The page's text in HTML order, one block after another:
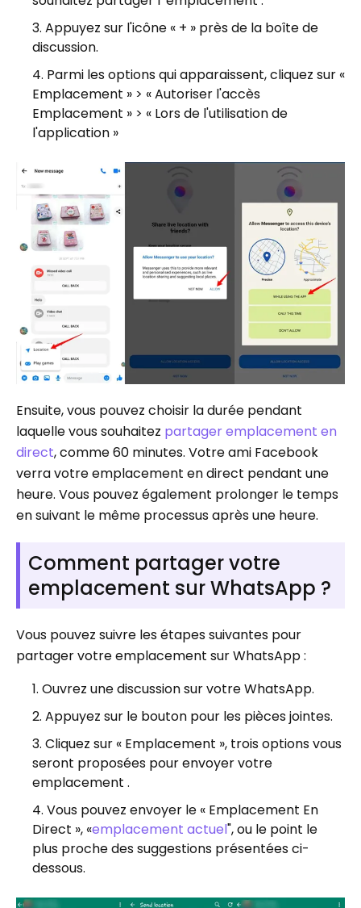
Appuyez sur l'icône « + » près de la boîte de
discussion.
Parmi les options qui apparaissent, cliquez sur «
Emplacement » > « Autoriser l'accès
Emplacement » > « Lors de l'utilisation de
l'application »
Ensuite, vous pouvez choisir la durée pendant
laquelle vous souhaitez partager emplacement en
direct, comme 60 minutes. Votre ami Facebook
verra votre emplacement en direct pendant une
heure. Vous pouvez également prolonger le temps
en suivant le même processus après une heure.
Comment partager votre
emplacement sur WhatsApp ?
Vous pouvez suivre les étapes suivantes pour
partager votre emplacement sur WhatsApp :
Ouvrez une discussion sur votre WhatsApp.
Appuyez sur le bouton pour les pièces jointes.
Cliquez sur « Emplacement », trois options vous
seront proposées pour envoyer votre
emplacement .
Vous pouvez envoyer le « Emplacement En
Direct », «emplacement actuel", ou le point le
plus proche des suggestions présentées ci-
dessous.